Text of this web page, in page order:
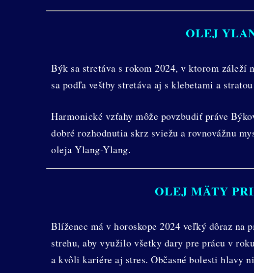
OLEJ
Býk sa stretáva s rokom 2024, v ktorom
sa podľa veštby stretáva aj s klebetami a
Harmonické vzťahy môže povzbudiť práve
dobré rozhodnutia skrz sviežu a rovnovážnu
oleja Ylang-Ylang.
OLEJ MÄTY
Blíženec má v horoskope 2024 veľký dôraz na
strehu, aby využilo všetky dary pre prácu v
a kvôli kariére aj stres. Občasné bolesti hlavy